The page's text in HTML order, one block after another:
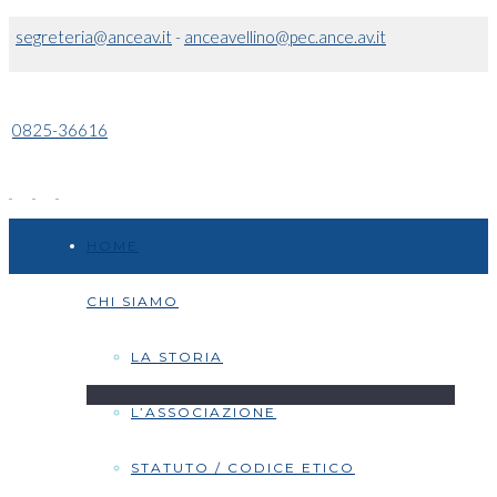
segreteria@anceav.it- anceavellino@pec.ance.av.it
0825-36616
CHI SIAMO
LA STORIA
L’ASSOCIAZIONE
STATUTO / CODICE ETICO